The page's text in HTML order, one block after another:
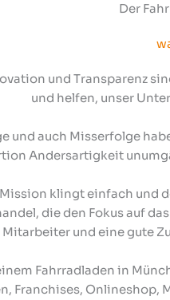
Der
und Transparenz
und helfen, unser
und auch Misserfolge
Andersartigkeit
klingt einfach und
die den Fokus auf
Mitarbeiter und eine gute
Fahrradladen in
Franchises,